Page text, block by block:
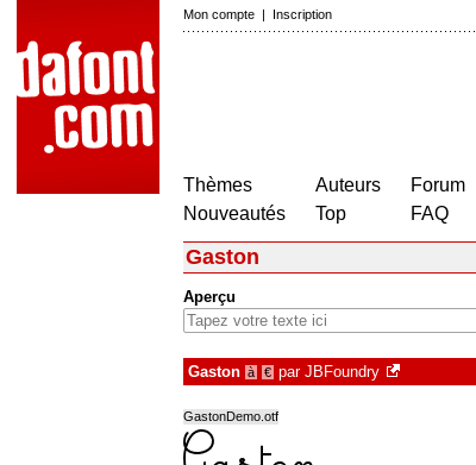
Mon compte | Inscription
Thèmes
Nouveautés
Auteurs
Top
Forum
FAQ
Gaston
Aperçu
Gaston à € par JBFoundry
GastonDemo.otf